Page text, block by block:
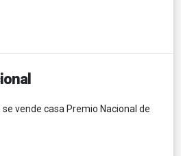
vende casa Premio Nacional de